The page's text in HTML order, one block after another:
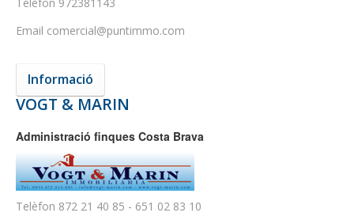
Email comercial@puntimmo.com
Informació
VOGT & MARIN
Administració finques Costa Brava
Telèfon 872 21 40 85 - 651 02 83 10